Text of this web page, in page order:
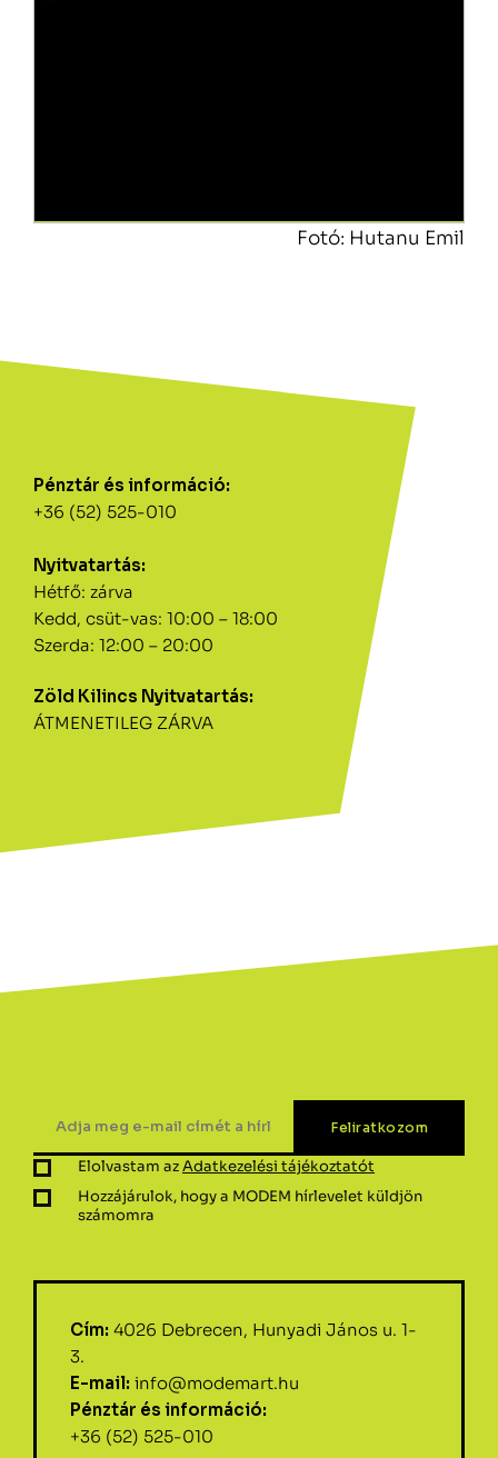
Pénztár és információ:
+36 (52) 525-010
Nyitvatartás:
Hétfő: zárva
Kedd, csüt-vas: 10:00 – 18:00
Szerda: 12:00 – 20:00
Zöld Kilincs Nyitvatartás:
ÁTMENETILEG ZÁRVA
Fotó: Hutanu Emil
Elolvastam azAdatkezelési tájékoztatót
Hozzájárulok, hogy a MODEM hírlevelet küldjön
számomra
Cím: 4026 Debrecen, Hunyadi János u. 1-
3.
E-mail: info@modemart.hu
Pénztár és információ:
+36 (52) 525-010